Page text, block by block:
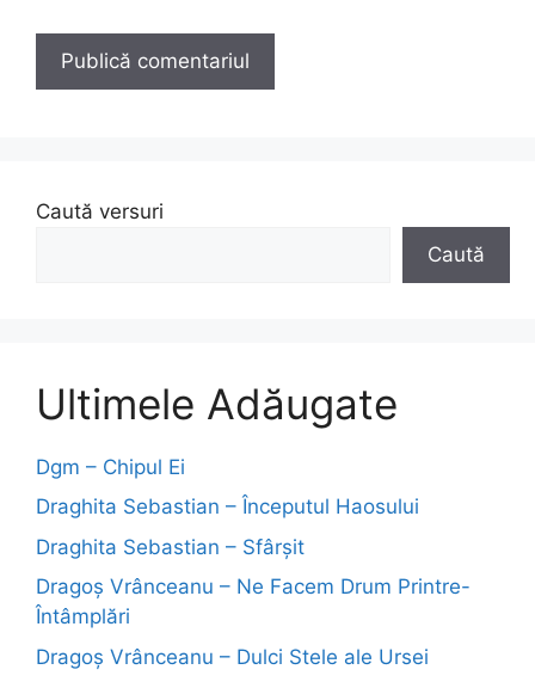
Caută versuri
Caută
Ultimele Adăugate
Dgm – Chipul Ei
Draghita Sebastian – Începutul Haosului
Draghita Sebastian – Sfârșit
Dragoş Vrânceanu – Ne Facem Drum Printre-
Întâmplări
Dragoş Vrânceanu – Dulci Stele ale Ursei